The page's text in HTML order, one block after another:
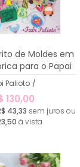
de Moldes em
para o Papai
Palioto /
130,00
43,33 sem juros ou
à vista